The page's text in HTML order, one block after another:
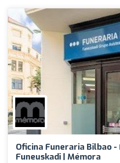
Oficina Funeraria Bilbao
Funeuskadi | Mémora